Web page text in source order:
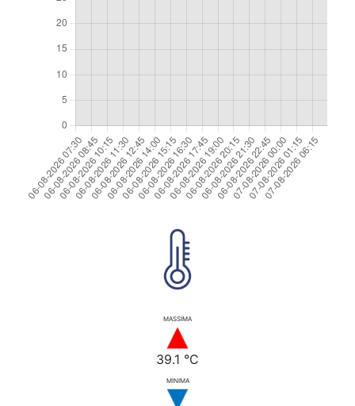
MASSIMA
39.1 °C
MINIMA